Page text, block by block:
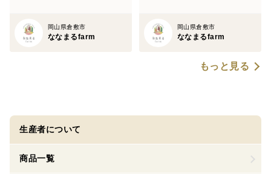
岡山県倉敷市
ななまるfarm
岡山県倉敷市
ななまるfarm
もっと見る
生産者について
商品一覧